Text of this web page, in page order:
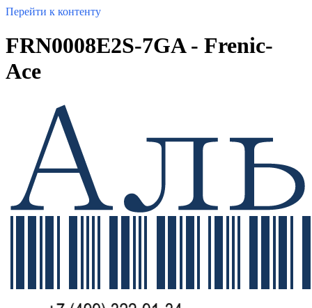
Перейти к контенту
FRN0008E2S-7GA - Frenic-
Ace